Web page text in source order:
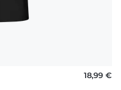
18,99 €